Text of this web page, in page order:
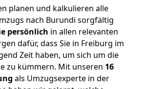
planen und kalkulieren alle
nach Burundi sorgfältig
persönlich in allen relevanten
dafür, dass Sie in Freiburg im
Zeit haben, um sich um die
zu kümmern. Mit unseren 16
als Umzugsexperte in der